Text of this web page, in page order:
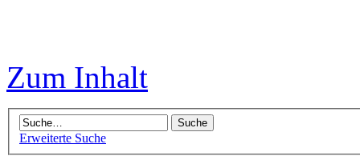
Zum Inhalt
Erweiterte Suche